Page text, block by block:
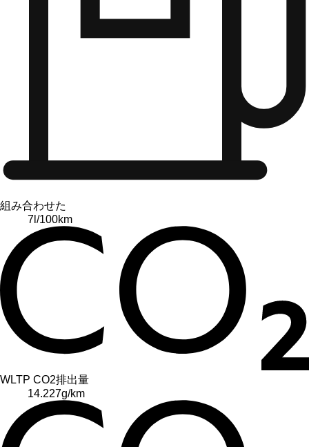
組み合わせた
7 l/100km
WLTP CO2排出量
14.227g/km